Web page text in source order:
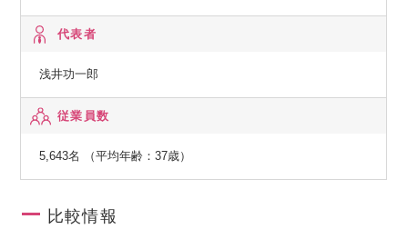
・機械設計開発：
：生産ライン制御システムの開発品質管理
：生産設備保全、改善業務生産管理：生産管理システム開
発・保守社内システム
：財務管理システム／社内ネットワーク構築
代表者
浅井功一郎
従業員数
5,643名 （平均年齢：37歳）
比較情報